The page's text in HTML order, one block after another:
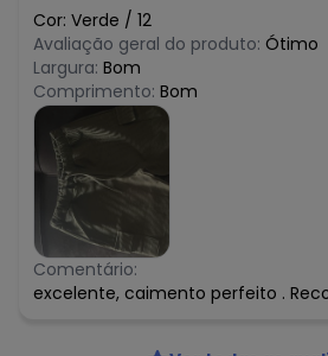
Cor: Verde / 12
Avaliação geral do produto: Ótimo
Largura: Bom
Comprimento: Bom
Comentário:
excelente, caimento perfeito .